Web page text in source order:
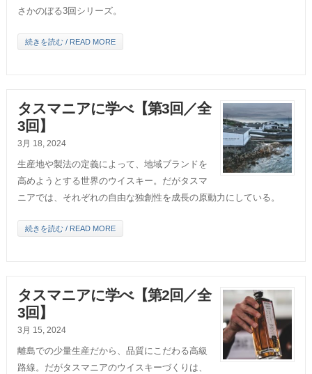
さかのぼる3回シリーズ。
続きを読む / READ MORE
タスマニアに学べ【第3回／全
3回】
3月 18, 2024
生産地や製法の定義によって、地域ブランドを
高めようとする世界のウイスキー。だがタスマ
ニアでは、それぞれの自由な独創性を成長の原動力にしている。
続きを読む / READ MORE
タスマニアに学べ【第2回／全
3回】
3月 15, 2024
離島での少量生産だから、品質にこだわる高級
路線。だがタスマニアのウイスキーづくりは、